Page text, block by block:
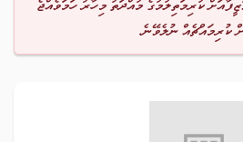
ކުރިމަތިލުމުގެ މުއްދަތު މިހާރު ހަމަވެއްޖެ
ކުރިމައްޗެއް ނުލެވޭނެ.